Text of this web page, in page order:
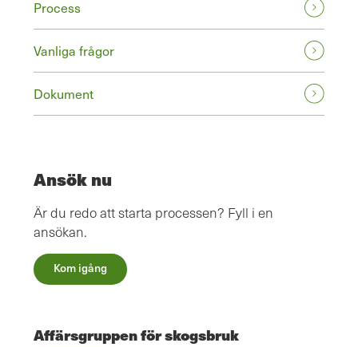
Process
Vanliga frågor
Dokument
Ansök nu
Är du redo att starta processen? Fyll i en
ansökan.
Kom igång
Affärsgruppen för skogsbruk